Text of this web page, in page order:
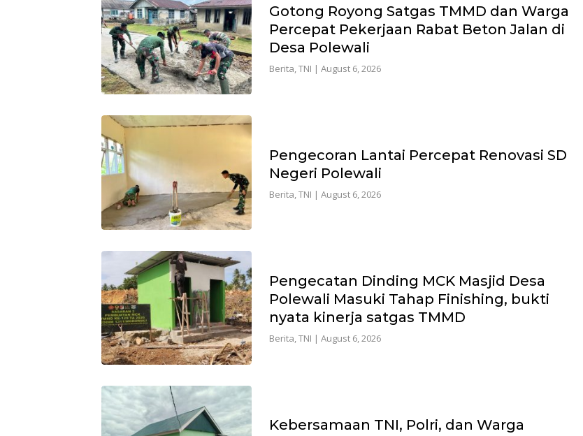
Gotong Royong Satgas TMMD dan Warga
Percepat Pekerjaan Rabat Beton Jalan di
Desa Polewali
Berita,TNI | August 6, 2026
Pengecoran Lantai Percepat Renovasi SD
Negeri Polewali
Berita,TNI | August 6, 2026
Pengecatan Dinding MCK Masjid Desa
Polewali Masuki Tahap Finishing, bukti
nyata kinerja satgas TMMD
Berita,TNI | August 6, 2026
Kebersamaan TNI, Polri, dan Warga